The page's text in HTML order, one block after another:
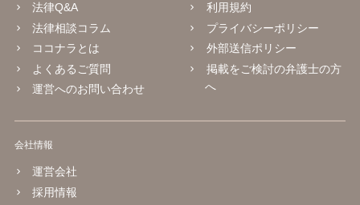
法律Q&A
法律相談コラム
ココナラとは
よくあるご質問
運営へのお問い合わせ
利用規約
プライバシーポリシー
外部送信ポリシー
掲載をご検討の弁護士の方
へ
会社情報
運営会社
採用情報